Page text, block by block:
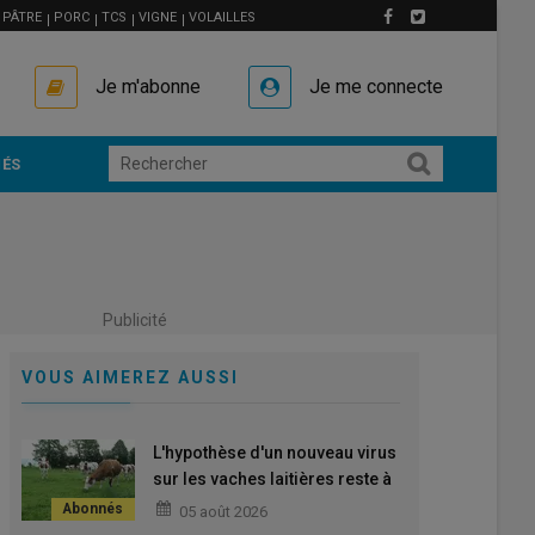
PÂTRE PORC TCS VIGNE VOLAILLES
Je m'abonne Je me connecte
Publicité
VOUS AIMEREZ AUSSI
L'hypothèse d'un nouveau virus
sur les vaches laitières reste à
confirmer
05 août 2026